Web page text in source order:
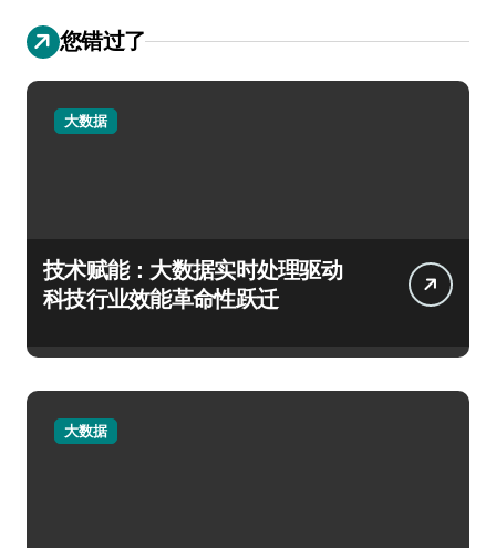
您错过了
大数据
技术赋能：大数据实时处理驱动
科技行业效能革命性跃迁
大数据